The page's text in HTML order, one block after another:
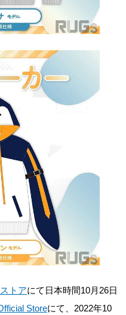
トアにて日本時間10月26日
Storeにて、2022年10